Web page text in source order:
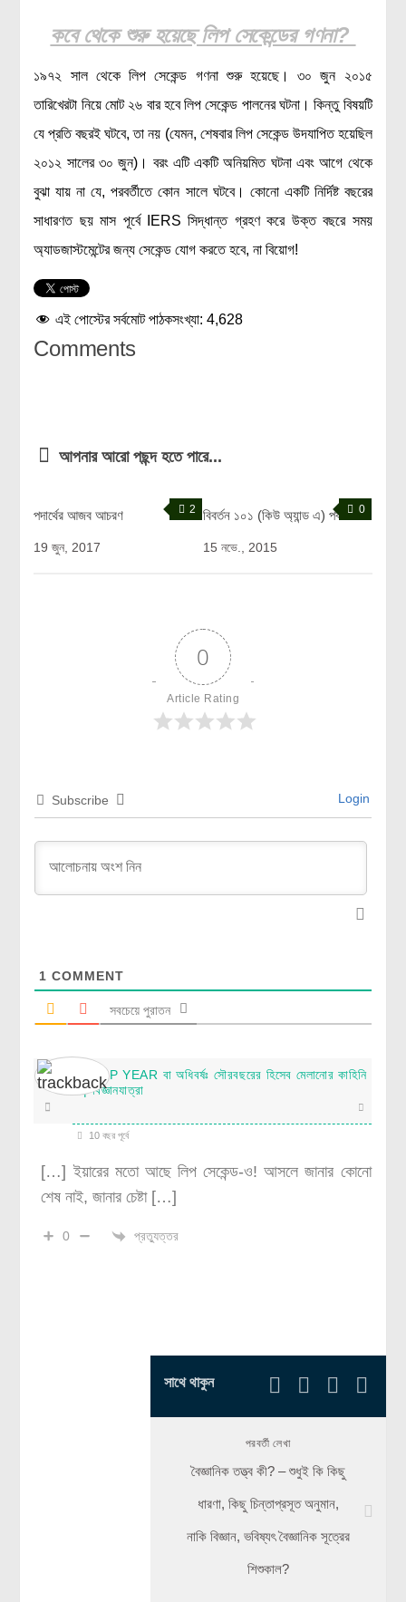
কবে থেকে শুরু হয়েছে লিপ সেকেন্ডের গণনা?
১৯৭২ সাল থেকে লিপ সেকেন্ড গণনা শুরু হয়েছে। ৩০ জুন ২০১৫
তারিখেরটা নিয়ে মোট ২৬ বার হবে লিপ সেকেন্ড পালনের ঘটনা। কিন্তু বিষয়টি
যে প্রতি বছরই ঘটবে, তা নয় (যেমন, শেষবার লিপ সেকেন্ড উদযাপিত হয়েছিল
২০১২ সালের ৩০ জুন)। বরং এটি একটি অনিয়মিত ঘটনা এবং আগে থেকে
বুঝা যায় না যে, পরবর্তীতে কোন সালে ঘটবে। কোনো একটি নির্দিষ্ট বছরের
সাধারণত ছয় মাস পূর্বে IERS সিদ্ধান্ত গ্রহণ করে উক্ত বছরে সময়
অ্যাডজাস্টমেন্টের জন্য সেকেন্ড যোগ করতে হবে, না বিয়োগ!
এই পোস্টের সর্বমোট পাঠকসংখ্যা:4,628
Comments
আপনার আরো পছন্দ হতে পারে...
2
পদার্থের আজব আচরণ
19 জুন, 2017
0
বিবর্তন ১০১ (কিউ অ্যান্ড এ) পর্ব ৩
15 নভে., 2015
0
Article Rating
Subscribe Login
1 COMMENT
সবচেয়ে পুরাতন
LEAP YEAR বা অধিবর্ষঃ সৌরবছরের হিসেব মেলানোর কাহিনি
| বিজ্ঞানযাত্রা
10 বছর পূর্বে
[…] ইয়ারের মতো আছে লিপ সেকেন্ড-ও! আসলে জানার কোনো
শেষ নাই, জানার চেষ্টা […]
0 প্রত্যুত্তর
সাথে থাকুন
পরবর্তী লেখা
বৈজ্ঞানিক তত্ত্ব কী? – শুধুই কি কিছু
ধারণা, কিছু চিন্তাপ্রসূত অনুমান,
নাকি বিজ্ঞান, ভবিষ্যৎ বৈজ্ঞানিক সূত্রের
শিশুকাল?